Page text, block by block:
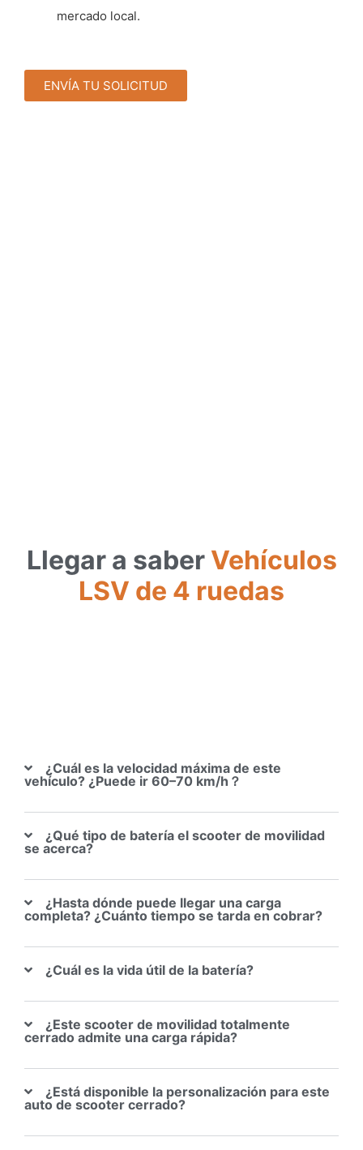
mercado local.
ENVÍA TU SOLICITUD
Llegar a saber Vehículos
LSV de 4 ruedas
¿Cuál es la velocidad máxima de este
vehículo? ¿Puede ir 60–70 km/h？
¿Qué tipo de batería el scooter de movilidad
se acerca?
¿Hasta dónde puede llegar una carga
completa? ¿Cuánto tiempo se tarda en cobrar?
¿Cuál es la vida útil de la batería?
¿Este scooter de movilidad totalmente
cerrado admite una carga rápida?
¿Está disponible la personalización para este
auto de scooter cerrado?